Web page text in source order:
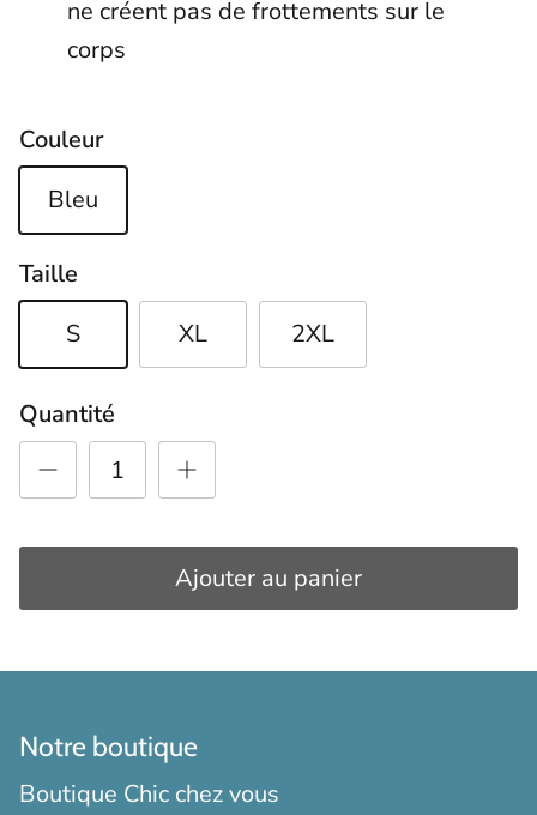
ne créent pas de frottements sur le
corps
Couleur
Bleu
Taille
S
XL 2XL
Quantité
Ajouter au panier
Notre boutique
Boutique Chic chez vous